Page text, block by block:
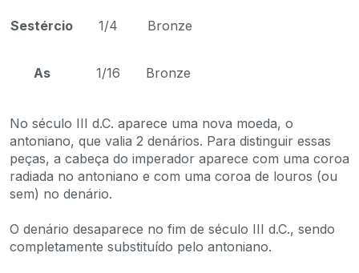
Sestércio 1/4 Bronze
As 1/16 Bronze
No século III d.C. aparece uma nova moeda, o
antoniano, que valia 2 denários. Para distinguir essas
peças, a cabeça do imperador aparece com uma coroa
radiada no antoniano e com uma coroa de louros (ou
sem) no denário.
O denário desaparece no fim de século III d.C., sendo
completamente substituído pelo antoniano.